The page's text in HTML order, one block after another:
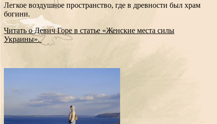
Легкое воздушное пространство, где в древности был храм
богини.
Читать о Девич Горе в статье «Женские места силы
Украины».